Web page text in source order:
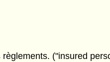
("insured